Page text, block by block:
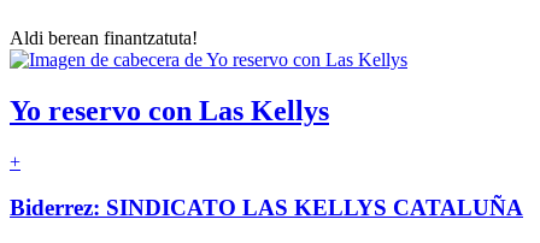
Aldi berean finantzatuta!
Yo reservo con Las Kellys
+
Biderrez: SINDICATO LAS KELLYS CATALUÑA